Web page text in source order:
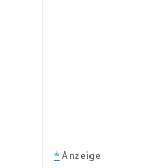
* Anzeige